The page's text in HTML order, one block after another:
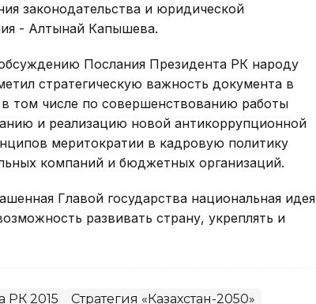
законодательства и юридической
- Алтынай Капышева.
Послания Президента РК народу
стратегическую важность документа в
том числе по совершенствованию работы
и реализацию новой антикоррупционной
меритократии в кадровую политику
компаний и бюджетных организаций.
Главой государства национальная идея
развивать страну, укреплять и
РК 2015 Стратегия «Казахстан-2050»